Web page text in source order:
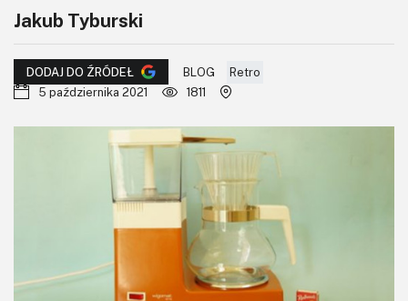
Czytelnia
Dla Ciebie
Kontakt
Newsletter
Magazyny
Archiwum
Jakub Tyburski
DODAJ DO ŹRÓDEŁ BLOG
Retro
5 października 2021
1811